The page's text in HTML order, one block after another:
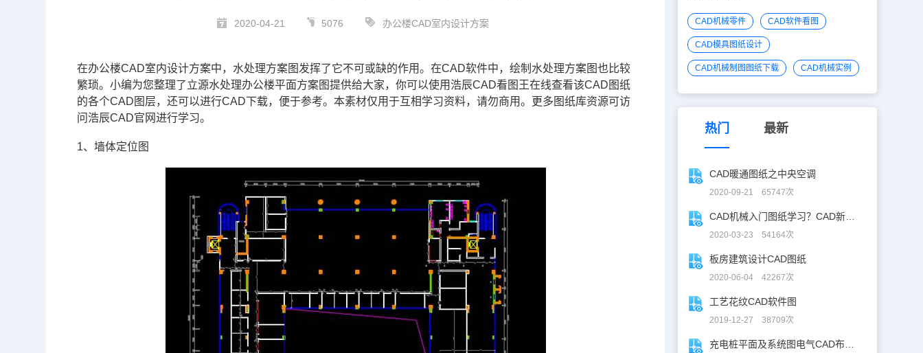
2020-04-21 5076 办公楼CAD室内设计方案
在办公楼CAD室内设计方案中，水处理方案图发挥了它不可或缺的作用。在CAD软件中，绘制水处理方案图也比较
繁琐。小编为您整理了立源水处理办公楼平面方案图提供给大家，你可以使用浩辰CAD看图王在线查看该CAD图纸
的各个CAD图层，还可以进行CAD下载，便于参考。本素材仅用于互相学习资料，请勿商用。更多图纸库资源可访
问浩辰CAD官网进行学习。
1、墙体定位图
CAD机械零件 CAD软件看图
CAD模具图纸设计
CAD机械制图图纸下载 CAD机械实例
热门 最新
CAD暖通图纸之中央空调
2020-09-21 65747次
2020-03-23 54164次
板房建筑设计CAD图纸
2020-06-04 42267次
工艺花纹CAD软件图
2019-12-27 38709次